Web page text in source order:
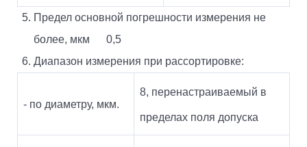
Предел основной погрешности измерения не
более, мкм 0,5
Диапазон измерения при рассортировке:
- по диаметру, мкм.
8, перенастраиваемый в
пределах поля допуска